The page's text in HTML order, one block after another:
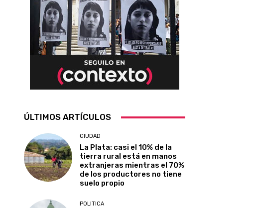
ÚLTIMOS ARTÍCULOS
CIUDAD
La Plata: casi el 10% de la
tierra rural está en manos
extranjeras mientras el 70%
de los productores no tiene
suelo propio
POLITICA